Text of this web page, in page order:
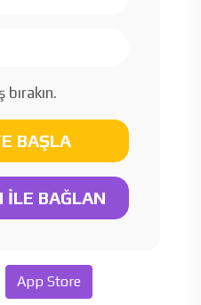
BAŞLA
İLE BAĞLAN
App Store